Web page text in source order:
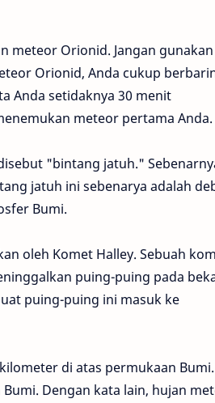
meteor Orionid. Jangan gunakan
Orionid, Anda cukup
Anda setidaknya 30 menit
meteor pertama Anda.
"bintang jatuh."
jatuh ini sebenarya adalah
Bumi.
oleh Komet Halley. Sebuah
puing-puing pada
puing-puing ini masuk ke
di atas permukaan Bumi.
Dengan kata lain, hujan